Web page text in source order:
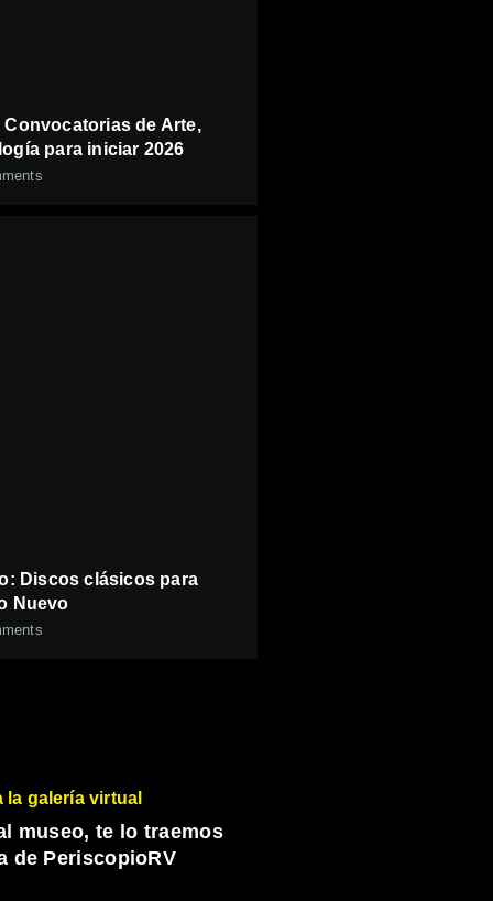
Convocatorias de Arte,
para iniciar 2026
Discos clásicos para
Nuevo
la galería virtual
museo, te lo traemos
de PeriscopioRV